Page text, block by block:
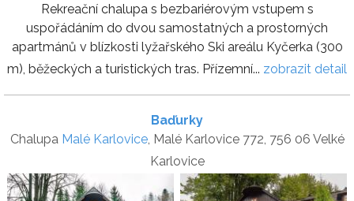
Rekreační chalupa s bezbariérovým vstupem s
uspořádáním do dvou samostatných a prostorných
apartmánů v blízkosti lyžařského Ski areálu Kyčerka (300
m), běžeckých a turistických tras. Přízemní... zobrazit detail
Baďurky
Chalupa Malé Karlovice, Malé Karlovice 772, 756 06 Velké
Karlovice